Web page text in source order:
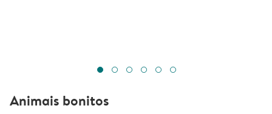
Animais bonitos